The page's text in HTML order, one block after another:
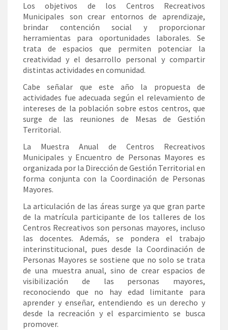
Los objetivos de los Centros Recreativos
Municipales son crear entornos de aprendizaje,
brindar contención social y proporcionar
herramientas para oportunidades laborales. Se
trata de espacios que permiten potenciar la
creatividad y el desarrollo personal y compartir
distintas actividades en comunidad.
Cabe señalar que este año la propuesta de
actividades fue adecuada según el relevamiento de
intereses de la población sobre estos centros, que
surge de las reuniones de Mesas de Gestión
Territorial.
La Muestra Anual de Centros Recreativos
Municipales y Encuentro de Personas Mayores es
organizada por la Dirección de Gestión Territorial en
forma conjunta con la Coordinación de Personas
Mayores.
La articulación de las áreas surge ya que gran parte
de la matrícula participante de los talleres de los
Centros Recreativos son personas mayores, incluso
las docentes. Además, se pondera el trabajo
interinstitucional, pues desde la Coordinación de
Personas Mayores se sostiene que no solo se trata
de una muestra anual, sino de crear espacios de
visibilización de las personas mayores,
reconociendo que no hay edad limitante para
aprender y enseñar, entendiendo es un derecho y
desde la recreación y el esparcimiento se busca
promover.